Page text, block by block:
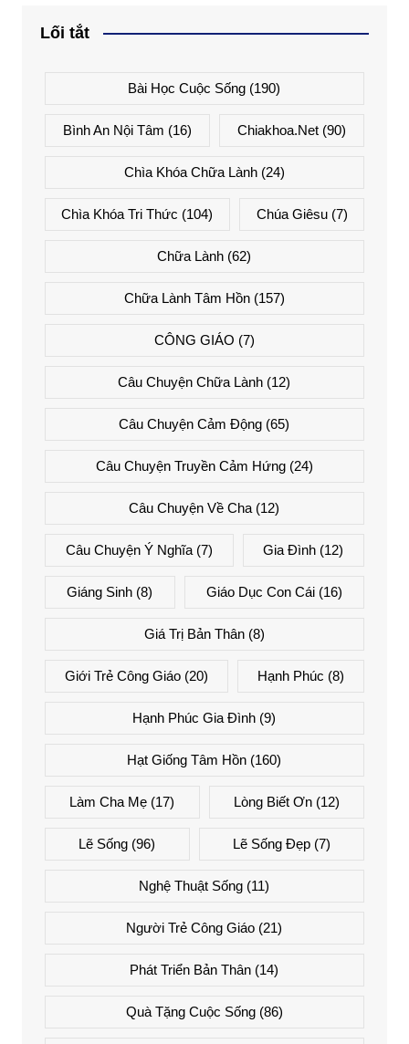
Lối tắt
Bài Học Cuộc Sống (190)
Bình An Nội Tâm (16) Chiakhoa.net (90)
Chìa Khóa Chữa Lành(24)
Chìa Khóa Tri Thức (104) Chúa Giêsu(7)
Chữa Lành (62)
Chữa Lành Tâm Hồn(157)
CÔNG GIÁO (7)
Câu Chuyện Chữa Lành (12)
Câu Chuyện Cảm Động (65)
Câu Chuyện Truyền Cảm Hứng(24)
Câu Chuyện Về Cha (12)
Câu Chuyện Ý Nghĩa(7) Gia Đình (12)
Giáng Sinh (8) Giáo Dục Con Cái(16)
Giá Trị Bản Thân(8)
Giới Trẻ Công Giáo(20) Hạnh Phúc (8)
Hạnh Phúc Gia Đình (9)
Hạt Giống Tâm Hồn (160)
Làm Cha Mẹ (17) Lòng Biết Ơn(12)
Lẽ Sống (96) Lẽ Sống Đẹp(7)
Nghệ Thuật Sống (11)
Người Trẻ Công Giáo (21)
Phát Triển Bản Thân (14)
Quà Tặng Cuộc Sống(86)